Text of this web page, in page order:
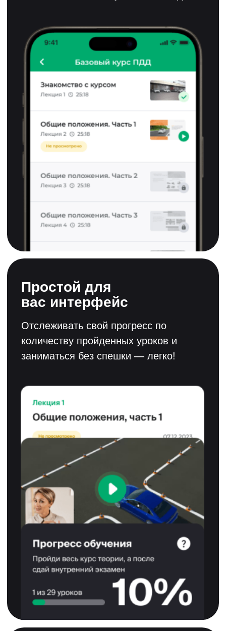
Поможем решить
все вопросы
Если вы хотите больше узнать о ПДД.ТВ
или не знаете, какую программу обучения
+7 (912) 867-77-07
1111111
официальное
обучение для
изучения теории
ПДД в автошколе
ООО «ПДД.ТВ» создано в 2010 году и
преобразовано в ПАО «Светофор Групп» в
2017 году. ПАО "Светофор Групп" ведет
разработку по направлениям:
дистанционное обучение, виртуальная
IT-компания и является резидентом Фонда
"Сколково". Продукты компании
рекомендованы Агентством Инноваций
Москвы. Акции компании торгуются на
ММВБ под тикером SVET, а кредитный
рейтинг компании ruBB+.
Смотреть лицензию
Смотреть свидетельство